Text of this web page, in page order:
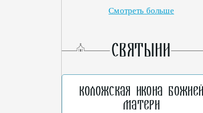
Смотреть больше
СВЯТЫНИ
Коложская икона
Матери